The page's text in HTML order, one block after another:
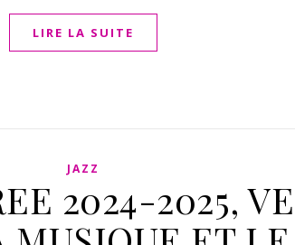
LIRE LA SUITE
JAZZ
2024-2025,